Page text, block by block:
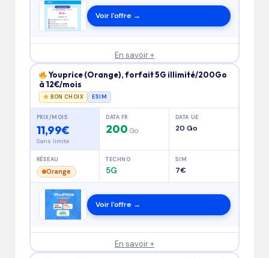
Voir l'offre →
En savoir +
Youprice (Orange), forfait 5G illimité/200Go
à 12€/mois
BON CHOIX ESIM
PRIX/MOIS
11,99€
Sans limite
DATA FR
200 Go
DATA UE
20 Go
RÉSEAU
Orange
TECHNO
5G
SIM
7€
Voir l'offre →
En savoir +